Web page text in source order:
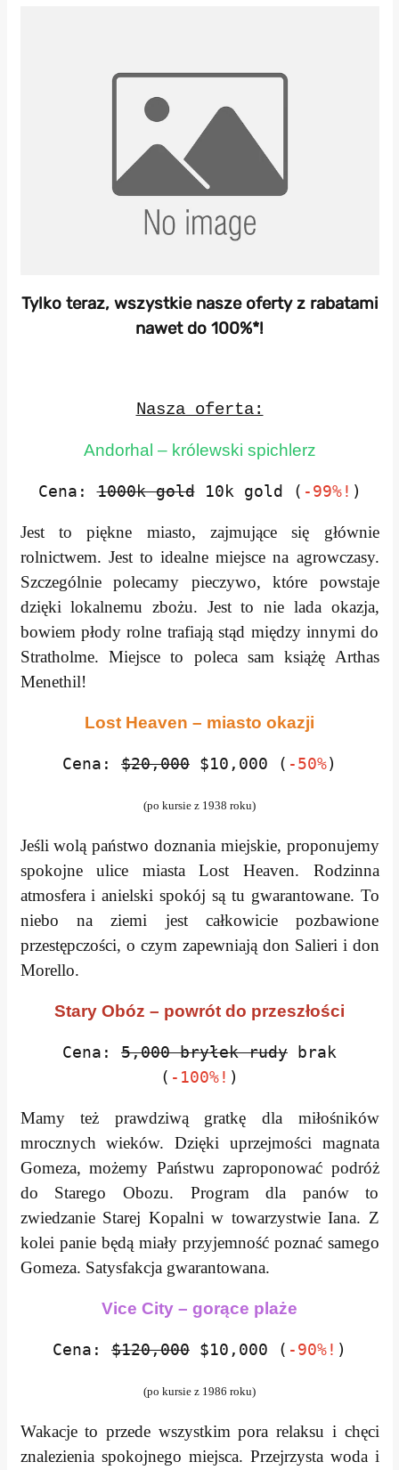
Tylko teraz, wszystkie nasze oferty z rabatami
nawet do 100%*!
Nasza oferta:
Andorhal – królewski spichlerz
Cena:1000k gold10k gold ( -99%! )
Jest to piękne miasto, zajmujące się głównie
rolnictwem. Jest to idealne miejsce na agrowczasy.
Szczególnie polecamy pieczywo, które powstaje
dzięki lokalnemu zbożu. Jest to nie lada okazja,
bowiem płody rolne trafiają stąd między innymi do
Stratholme. Miejsce to poleca sam książę Arthas
Menethil!
Lost Heaven – miasto okazji
Cena: $20,000 $10,000 ( -50%)
(po kursie z 1938 roku)
Jeśli wolą państwo doznania miejskie, proponujemy
spokojne ulice miasta Lost Heaven. Rodzinna
atmosfera i anielski spokój są tu gwarantowane. To
niebo na ziemi jest całkowicie pozbawione
przestępczości, o czym zapewniają don Salieri i don
Morello.
Stary Obóz – powrót do przeszłości
Cena: 5,000 bryłek rudy brak
( -100%! )
Mamy też prawdziwą gratkę dla miłośników
mrocznych wieków. Dzięki uprzejmości magnata
Gomeza, możemy Państwu zaproponować podróż
do Starego Obozu. Program dla panów to
zwiedzanie Starej Kopalni w towarzystwie Iana. Z
kolei panie będą miały przyjemność poznać samego
Gomeza. Satysfakcja gwarantowana.
Vice City – gorące plaże
Cena: $120,000 $10,000 ( -90%! )
(po kursie z 1986 roku)
Wakacje to przede wszystkim pora relaksu i chęci
znalezienia spokojnego miejsca. Przejrzysta woda i